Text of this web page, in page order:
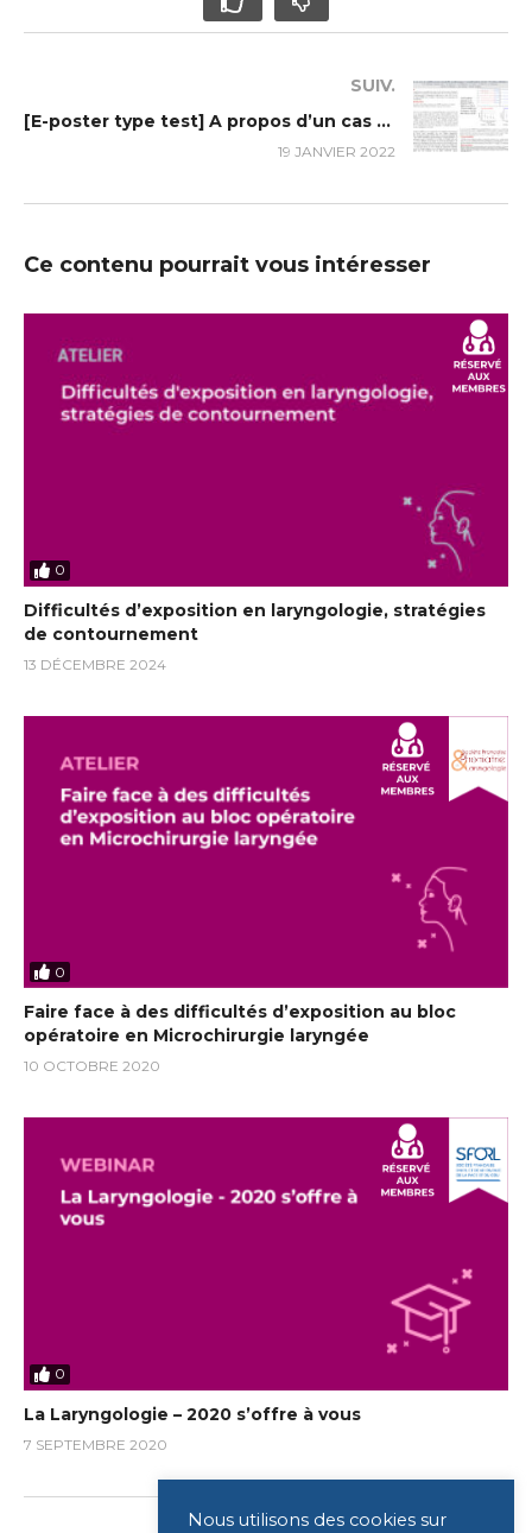
SUIV.
[E-poster type test] A propos d’un cas rare de surdité neurosensorielle syndromique à manifestation rénale : L’acidose tubulaire rénale distale
19 JANVIER 2022
Ce contenu pourrait vous intéresser
0
Difficultés d’exposition en laryngologie, stratégies
de contournement
13 DÉCEMBRE 2024
0
Faire face à des difficultés d’exposition au bloc
opératoire en Microchirurgie laryngée
10 OCTOBRE 2020
0
La Laryngologie – 2020 s’offre à vous
7 SEPTEMBRE 2020
Nous utilisons des cookies sur